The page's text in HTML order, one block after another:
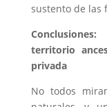
sustento de las
territorio
privada
No todos